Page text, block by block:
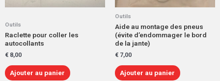
Outils
Raclette pour coller les
autocollants
€ 8,00
Ajouter au panier
Outils
Aide au montage des pneus
(évite d’endommager le bord
de la jante)
€ 7,00
Ajouter au panier